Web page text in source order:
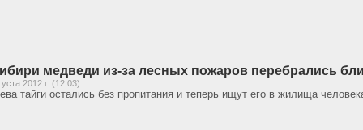
медведи из-за лесных пожаров перебрались
2012 г. (12:03)
тайги остались без пропитания и теперь ищут его в жилища